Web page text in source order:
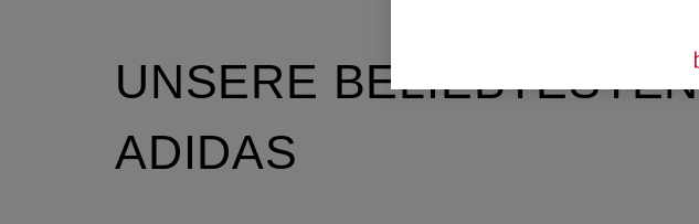
UNSERE
ADIDAS